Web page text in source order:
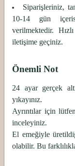
Siparişleriniz,
10-14 gün
verilmektedir.
iletişime geçiniz.
Önemli Not
24 ayar gerçek
yıkayınız.
Ayrıntılar için
inceleyiniz.
El emeğiyle
olabilir. Bu